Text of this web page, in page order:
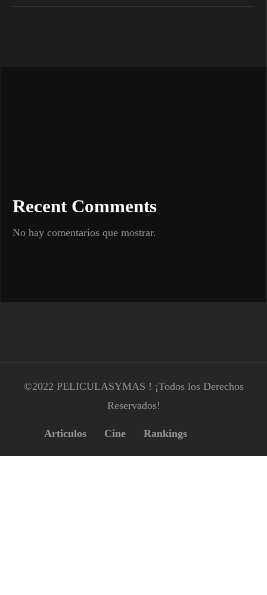
Recent Comments
No hay comentarios que mostrar.
©2022 PELICULASYMAS ! ¡Todos los Derechos
Reservados!
Articulos Cine Rankings